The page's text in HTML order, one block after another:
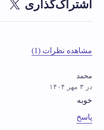
اشتراک‌گذاری
مشاهده نظرات (1)
محمد
در ۳ مهر ۱۴۰۴
خوبه
پاسخ